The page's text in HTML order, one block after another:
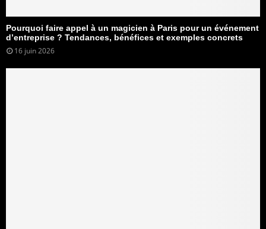
Pourquoi faire appel à un magicien à Paris pour un événement
d’entreprise ? Tendances, bénéfices et exemples concrets
16 juin 2026